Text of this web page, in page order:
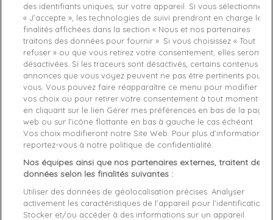
Détails du produit Fabriquant
Référence J30J316597-BEH M
Gris
Matière Coton
Genre Homme
Rayon Vetement
Démarque 35 %
des identifiants uniques, sur votre appareil. Si vous sélectionnez
« J’accepte », les technologies de suivi prendront en charge les
finalités affichées dans la section « Nous et nos partenaires
traitons des données pour fournir ». Si vous choisissez « Tout
refuser » ou que vous retirez votre consentement, elles seront
désactivées. Si les traceurs sont désactivés, certains contenus et
annonces que vous voyez peuvent ne pas être pertinents pour
vous. Vous pouvez faire réapparaître ce menu pour modifier
vos choix ou pour retirer votre consentement à tout moment
en cliquant sur le lien Gérer mes préférences en bas de la page
web ou sur l’icône flottante en bas à gauche le cas échéant.
Vos choix modifieront notre Site Web. Pour plus d’informations,
reportez-vous à notre politique de confidentialité.
Nos équipes ainsi que nos partenaires externes, traitent des
données selon les finalités suivantes :
Utiliser des données de géolocalisation précises. Analyser
activement les caractéristiques de l’appareil pour l’identification.
Stocker et/ou accéder à des informations sur un appareil.